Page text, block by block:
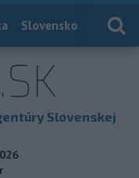
Slovensko
.SK
Slovenskej